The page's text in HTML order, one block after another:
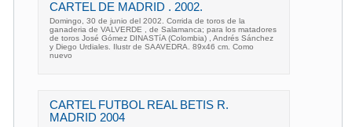
CARTEL DE MADRID . 2002.
Domingo, 30 de junio del 2002. Corrida de toros de la
ganaderia de VALVERDE , de Salamanca; para los matadores
de toros José Gómez DINASTíA (Colombia) , Andrés Sánchez
y Diego Urdiales. Ilustr de SAAVEDRA. 89x46 cm. Como
nuevo
CARTEL FUTBOL REAL BETIS R.
MADRID 2004